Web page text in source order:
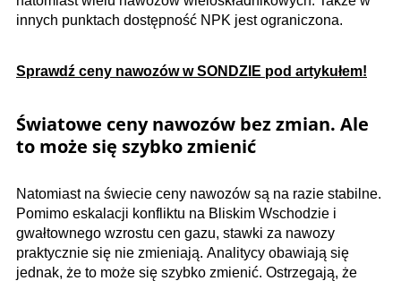
innych punktach dostępność NPK jest ograniczona.
Sprawdź ceny nawozów w SONDZIE pod artykułem!
Światowe ceny nawozów bez zmian. Ale
to może się szybko zmienić
Natomiast na świecie ceny nawozów są na razie stabilne.
Pomimo eskalacji konfliktu na Bliskim Wschodzie i
gwałtownego wzrostu cen gazu, stawki za nawozy
praktycznie się nie zmieniają. Analitycy obawiają się
jednak, że to może się szybko zmienić. Ostrzegają, że